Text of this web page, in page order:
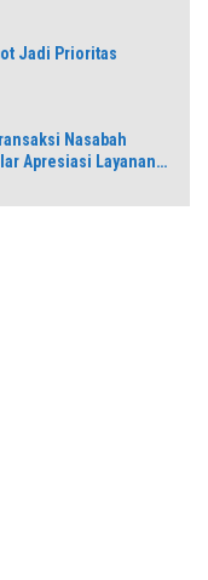
Jadi Prioritas
Nasabah
Apresiasi Layanan